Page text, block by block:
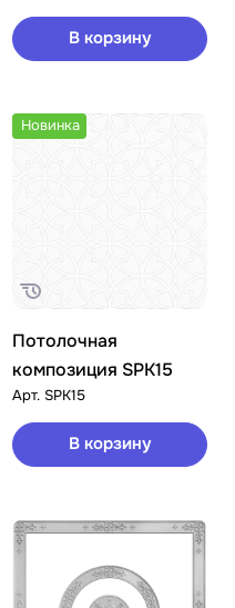
В корзину
Новинка
Потолочная
композиция SPK15
Арт. SPK15
В корзину